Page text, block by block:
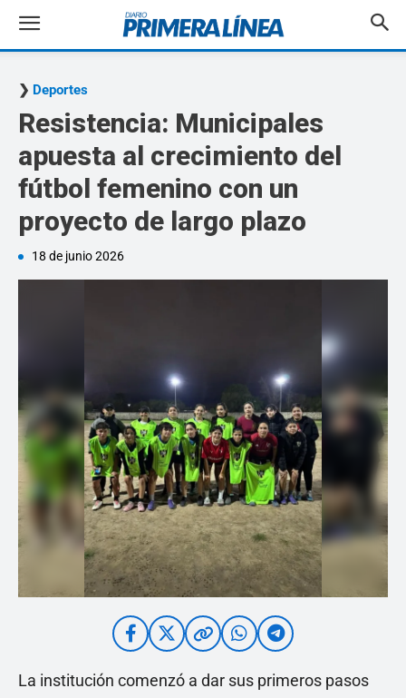
Deportes
Resistencia: Municipales
apuesta al crecimiento del
fútbol femenino con un
proyecto de largo plazo
18 de junio 2026
La institución comenzó a dar sus primeros pasos